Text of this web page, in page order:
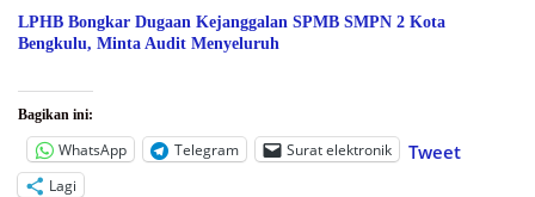
LPHB Bongkar Dugaan Kejanggalan SPMB SMPN 2 Kota
Bengkulu, Minta Audit Menyeluruh
Bagikan ini:
WhatsApp Telegram Surat elektronik Tweet
Lagi